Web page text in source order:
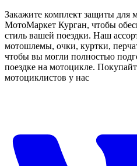
Закажите комплект защиты для
МотоМаркет Курган, чтобы
стиль вашей поездки. Наш
мотошлемы, очки, куртки,
чтобы вы могли полностью
поездке на мотоцикле.
мотоциклистов у нас